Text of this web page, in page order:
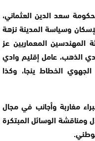
سعد الدين العثماني،
وسياسة المدينة نزهة
المعماريين عز
الذهب، عامل إقليم وادي
الخطاط ينجا، وكذا
مغاربة وأجانب في مجال
ومناقشة الوسائل المبتكرة